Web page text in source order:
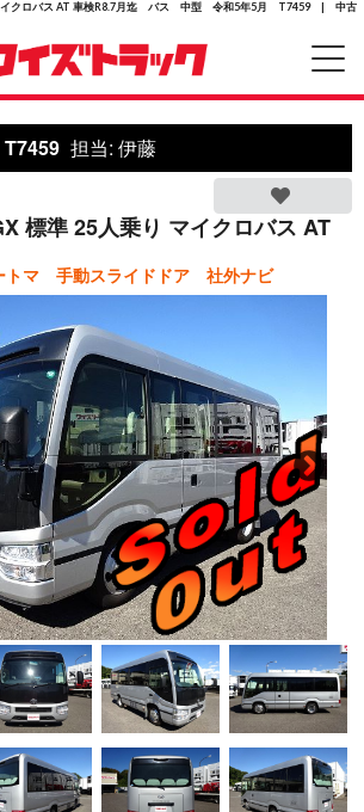
マイクロバス AT 車検R8.7月迄 バス 中型 令和5年5月 T7459 | 中古
T7459 担当: 伊藤
標準 25人乗り マイクロバス AT
トマ 手動スライドドア 社外ナビ